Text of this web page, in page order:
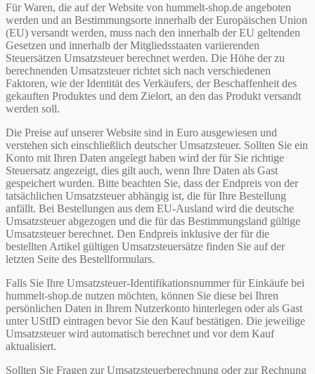
Für Waren, die auf der Website von hummelt-shop.de angeboten
werden und an Bestimmungsorte innerhalb der Europäischen Union
(EU) versandt werden, muss nach den innerhalb der EU geltenden
Gesetzen und innerhalb der Mitgliedsstaaten variierenden
Steuersätzen Umsatzsteuer berechnet werden. Die Höhe der zu
berechnenden Umsatzsteuer richtet sich nach verschiedenen
Faktoren, wie der Identität des Verkäufers, der Beschaffenheit des
gekauften Produktes und dem Zielort, an den das Produkt versandt
werden soll.
Die Preise auf unserer Website sind in Euro ausgewiesen und
verstehen sich einschließlich deutscher Umsatzsteuer. Sollten Sie ein
Konto mit Ihren Daten angelegt haben wird der für Sie richtige
Steuersatz angezeigt, dies gilt auch, wenn Ihre Daten als Gast
gespeichert wurden. Bitte beachten Sie, dass der Endpreis von der
tatsächlichen Umsatzsteuer abhängig ist, die für Ihre Bestellung
anfällt. Bei Bestellungen aus dem EU-Ausland wird die deutsche
Umsatzsteuer abgezogen und die für das Bestimmungsland gültige
Umsatzsteuer berechnet. Den Endpreis inklusive der für die
bestellten Artikel gültigen Umsatzsteuersätze finden Sie auf der
letzten Seite des Bestellformulars.
Falls Sie Ihre Umsatzsteuer-Identifikationsnummer für Einkäufe bei
hummelt-shop.de nutzen möchten, können Sie diese bei Ihren
persönlichen Daten in Ihrem Nutzerkonto hinterlegen oder als Gast
unter UStID eintragen bevor Sie den Kauf bestätigen. Die jeweilige
Umsatzsteuer wird automatisch berechnet und vor dem Kauf
aktualisiert.
Sollten Sie Fragen zur Umsatzsteuerberechnung oder zur Rechnung